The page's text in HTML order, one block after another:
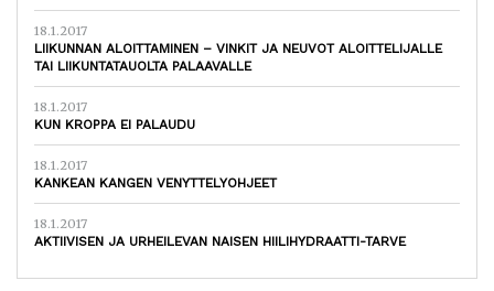
18.1.2017
LIIKUNNAN ALOITTAMINEN – VINKIT JA NEUVOT ALOITTELIJALLE
TAI LIIKUNTATAUOLTA PALAAVALLE
18.1.2017
KUN KROPPA EI PALAUDU
18.1.2017
KANKEAN KANGEN VENYTTELYOHJEET
18.1.2017
AKTIIVISEN JA URHEILEVAN NAISEN HIILIHYDRAATTI-TARVE